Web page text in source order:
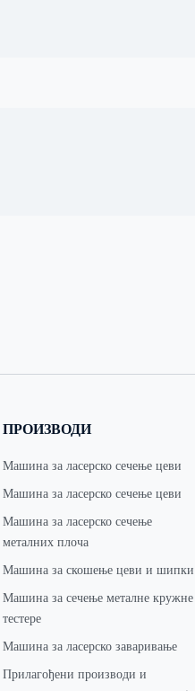
ПРОИЗВОДИ
Машина за ласерско сечење цеви
Машина за ласерско сечење цеви
Машина за ласерско сечење
металних плоча
Машина за скошење цеви и шипки
Машина за сечење металне кружне
тестере
Машина за ласерско заваривање
Прилагођени производи и